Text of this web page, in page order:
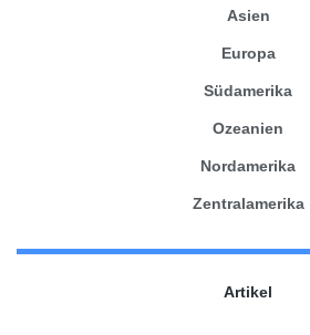
Asien
Europa
Südamerika
Ozeanien
Nordamerika
Zentralamerika
Artikel